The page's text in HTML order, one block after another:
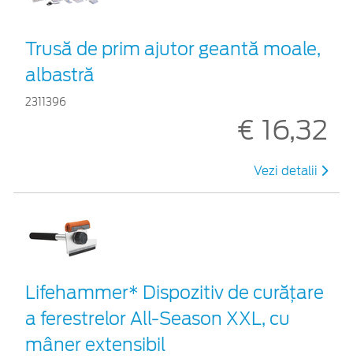
Trusă de prim ajutor geantă moale,
albastră
2311396
€ 16,32
Vezi detalii
Lifehammer* Dispozitiv de curățare
a ferestrelor All-Season XXL, cu
mâner extensibil